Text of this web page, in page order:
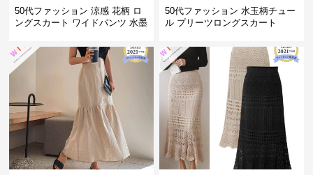
50代ファッション 涼感 花柄 ロ
ングスカート ワイドパンツ 水墨
50代ファッション 水玉柄チュー
ル プリーツロングスカート